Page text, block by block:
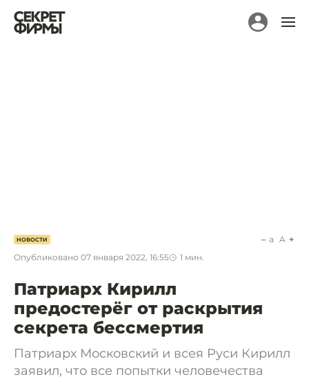
НОВОСТИ
Опубликовано 07 января 2022, 16:55 1 мин.
a A
Патриарх Кирилл
предостерёг от раскрытия
секрета бессмертия
Патриарх Московский и всея Руси Кирилл
заявил, что все попытки человечества